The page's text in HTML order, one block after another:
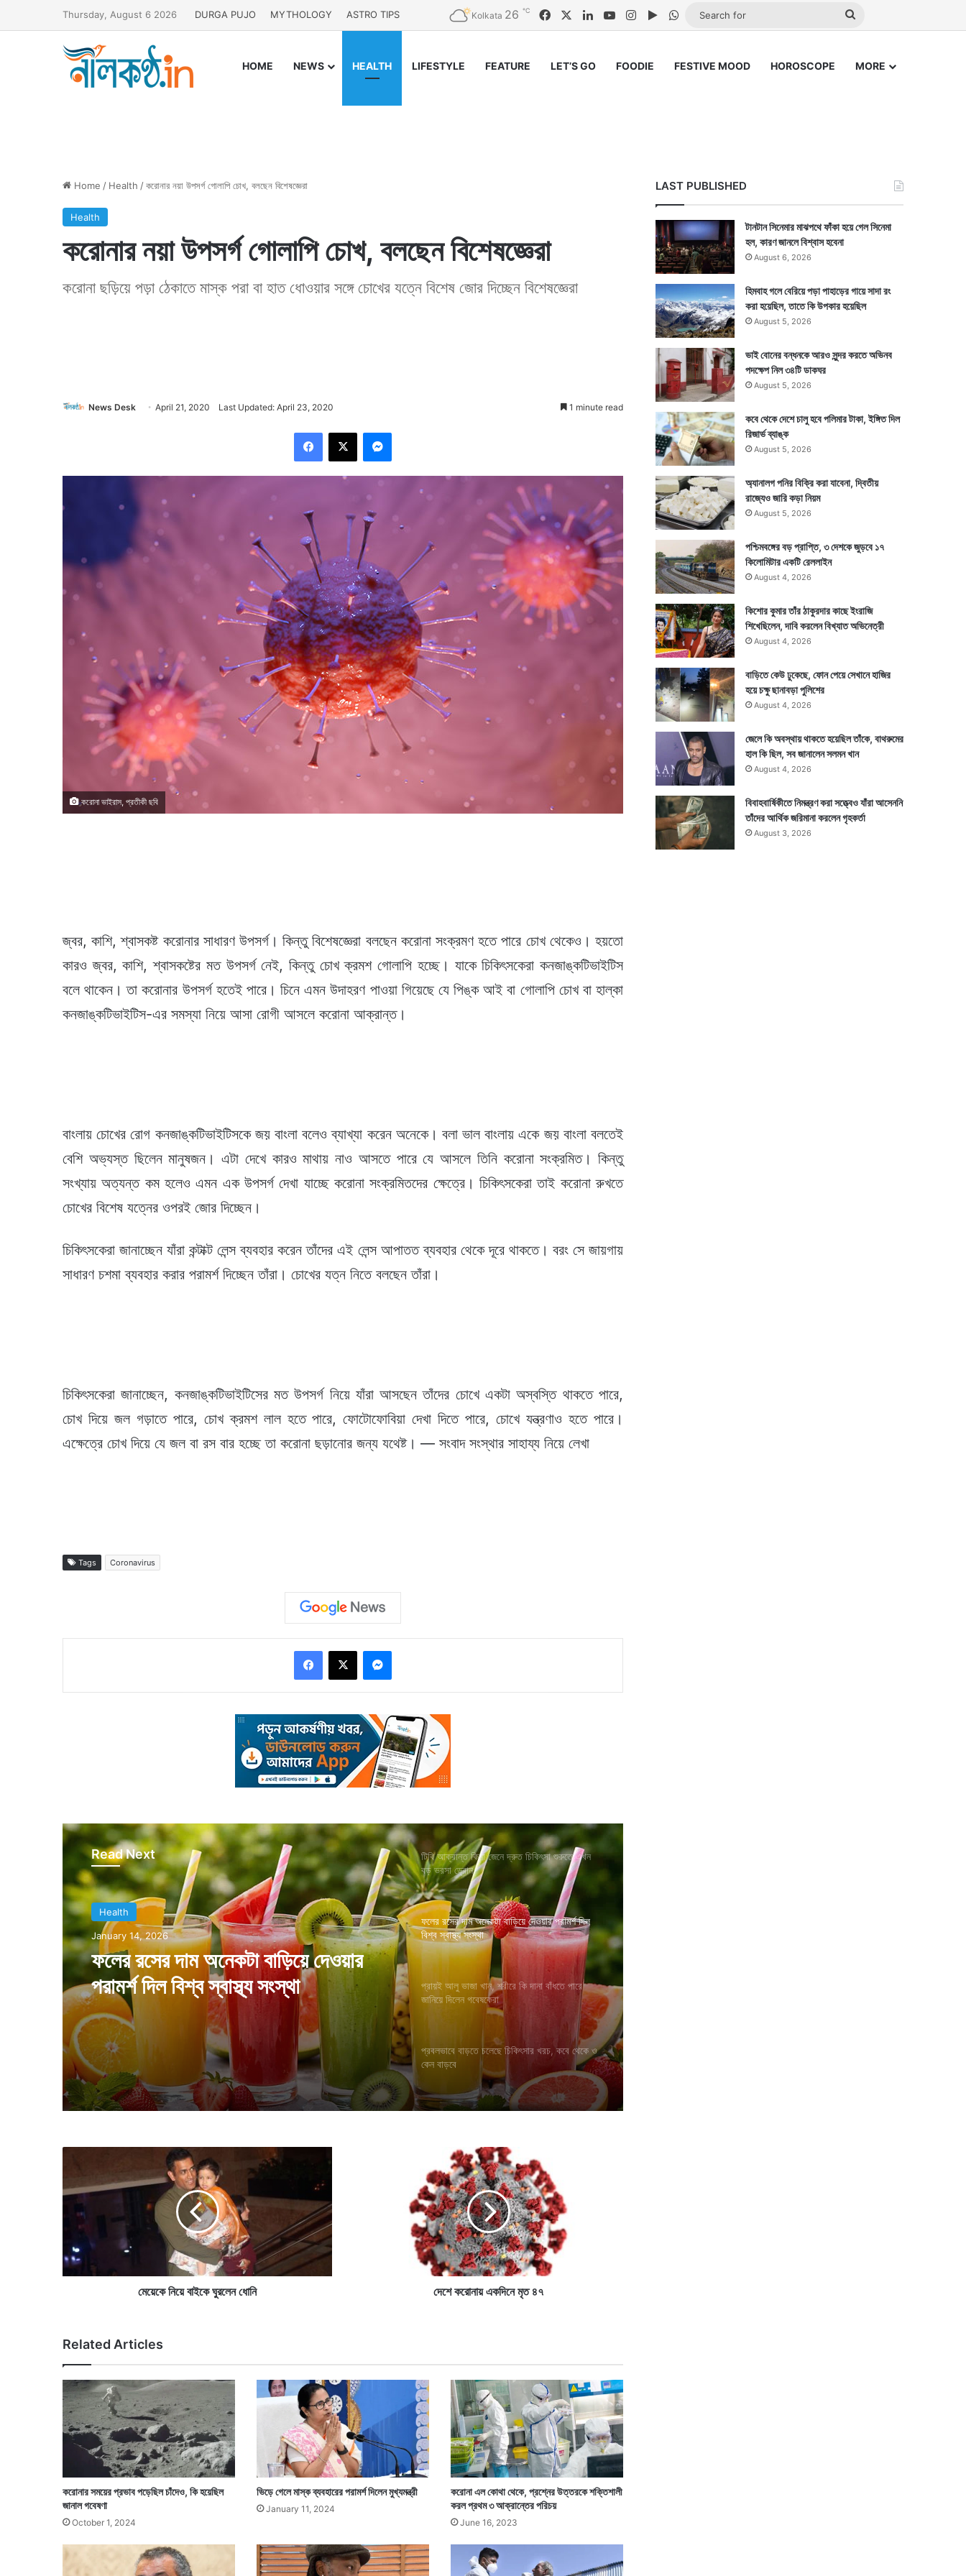
Thursday, August 6 2026 DURGA PUJO MYTHOLOGY ASTRO TIPS Kolkata 26 ℃ FacebookLinkedInYouTubeInstagram
Google Play
WhatsApp
HOME NEWS HEALTH LIFESTYLE FEATURE LET’S GO FOODIE FESTIVE MOOD HOROSCOPE MORE
Home / Health /করোনার নয়া উপসর্গ গোলাপি চোখ, বলছেন বিশেষজ্ঞেরা
Health
করোনার নয়া উপসর্গ গোলাপি চোখ, বলছেন বিশেষজ্ঞেরা
করোনা ছড়িয়ে পড়া ঠেকাতে মাস্ক পরা বা হাত ধোওয়ার সঙ্গে চোখের যত্নে বিশেষ জোর দিচ্ছেন বিশেষজ্ঞেরা
News Desk April 21, 2020 Last Updated: April 23, 2020 1 minute read
করোনা ভাইরাস, প্রতীকী ছবি
জ্বর, কাশি, শ্বাসকষ্ট করোনার সাধারণ উপসর্গ। কিন্তু বিশেষজ্ঞেরা বলছেন করোনা সংক্রমণ হতে পারে চোখ থেকেও। হয়তো
কারও জ্বর, কাশি, শ্বাসকষ্টের মত উপসর্গ নেই, কিন্তু চোখ ক্রমশ গোলাপি হচ্ছে। যাকে চিকিৎসকেরা কনজাঙ্কটিভাইটিস
বলে থাকেন। তা করোনার উপসর্গ হতেই পারে। চিনে এমন উদাহরণ পাওয়া গিয়েছে যে পিঙ্ক আই বা গোলাপি চোখ বা হাল্কা
কনজাঙ্কটিভাইটিস-এর সমস্যা নিয়ে আসা রোগী আসলে করোনা আক্রান্ত।
বাংলায় চোখের রোগ কনজাঙ্কটিভাইটিসকে জয় বাংলা বলেও ব্যাখ্যা করেন অনেকে। বলা ভাল বাংলায় একে জয় বাংলা বলতেই
বেশি অভ্যস্ত ছিলেন মানুষজন। এটা দেখে কারও মাথায় নাও আসতে পারে যে আসলে তিনি করোনা সংক্রমিত। কিন্তু
সংখ্যায় অত্যন্ত কম হলেও এমন এক উপসর্গ দেখা যাচ্ছে করোনা সংক্রমিতদের ক্ষেত্রে। চিকিৎসকেরা তাই করোনা রুখতে
চোখের বিশেষ যত্নের ওপরই জোর দিচ্ছেন।
চিকিৎসকেরা জানাচ্ছেন যাঁরা কন্টাক্ট লেন্স ব্যবহার করেন তাঁদের এই লেন্স আপাতত ব্যবহার থেকে দূরে থাকতে। বরং সে জায়গায়
সাধারণ চশমা ব্যবহার করার পরামর্শ দিচ্ছেন তাঁরা। চোখের যত্ন নিতে বলছেন তাঁরা।
চিকিৎসকেরা জানাচ্ছেন, কনজাঙ্কটিভাইটিসের মত উপসর্গ নিয়ে যাঁরা আসছেন তাঁদের চোখে একটা অস্বস্তি থাকতে পারে,
চোখ দিয়ে জল গড়াতে পারে, চোখ ক্রমশ লাল হতে পারে, ফোটোফোবিয়া দেখা দিতে পারে, চোখে যন্ত্রণাও হতে পারে।
এক্ষেত্রে চোখ দিয়ে যে জল বা রস বার হচ্ছে তা করোনা ছড়ানোর জন্য যথেষ্ট। — সংবাদ সংস্থার সাহায্য নিয়ে লেখা
Tags Coronavirus
Read Next
Health
January 14, 2026
ফলের রসের দাম অনেকটা বাড়িয়ে দেওয়ার
পরামর্শ দিল বিশ্ব স্বাস্থ্য সংস্থা
Health
August 7, 2025
প্রায়ই আলু ভাজা খান, শরীরে কি দানা বাঁধতে
পারে জানিয়ে দিলেন গবেষকেরা
টিবি আক্রান্ত কিনা জেনে দ্রুত চিকিৎসা শুরুতে এখন
বড় ভরসা ড্রোন
ফলের রসের দাম অনেকটা বাড়িয়ে দেওয়ার পরামর্শ দিল
বিশ্ব স্বাস্থ্য সংস্থা
প্রায়ই আলু ভাজা খান, শরীরে কি দানা বাঁধতে পারে
জানিয়ে দিলেন গবেষকেরা
প্রবলভাবে বাড়তে চলেছে চিকিৎসার খরচ, কবে থেকে ও
কেন বাড়বে
নি
কে
ঘু
নি
মেয়েকে নিয়ে বাইকে ঘুরলেন ধোনি দেশে করোনায় একদিনে মৃত ৪৭
Related Articles
করোনার সময়ের প্রভাব পড়েছিল চাঁদেও, কি হয়েছিল
জানাল গবেষণা
October 1, 2024
ভিড়ে গেলে মাস্ক ব্যবহারের পরামর্শ দিলেন মুখ্যমন্ত্রী
January 11, 2024
করোনা এল কোথা থেকে, প্রশ্নের উত্তরকে শক্তিশালী
করল প্রথম ৩ আক্রান্তের পরিচয়
June 16, 2023
LAST PUBLISHED
টানটান সিনেমার মাঝপথে ফাঁকা হয়ে গেল সিনেমা
হল, কারণ জানলে বিশ্বাস হবেনা
August 6, 2026
হিমবাহ গলে বেরিয়ে পড়া পাহাড়ের গায়ে সাদা রং
করা হয়েছিল, তাতে কি উপকার হয়েছিল
August 5, 2026
ভাই বোনের বন্ধনকে আরও সুন্দর করতে অভিনব
পদক্ষেপ নিল ৩৪টি ডাকঘর
August 5, 2026
কবে থেকে দেশে চালু হবে পলিমার টাকা, ইঙ্গিত দিল
রিজার্ভ ব্যাঙ্ক
August 5, 2026
অ্যানালগ পনির বিক্রি করা যাবেনা, দ্বিতীয়
রাজ্যেও জারি কড়া নিয়ম
August 5, 2026
পশ্চিমবঙ্গের বড় প্রাপ্তি, ৩ দেশকে জুড়বে ১৭
কিলোমিটার একটি রেললাইন
August 4, 2026
কিশোর কুমার তাঁর ঠাকুরদার কাছে ইংরাজি
শিখেছিলেন, দাবি করলেন বিখ্যাত অভিনেত্রী
August 4, 2026
বাড়িতে কেউ ঢুকেছে, ফোন পেয়ে সেখানে হাজির
হয়ে চক্ষু ছানাবড়া পুলিশের
August 4, 2026
জেলে কি অবস্থায় থাকতে হয়েছিল তাঁকে, বাথরুমের
হাল কি ছিল, সব জানালেন সলমন খান
August 4, 2026
বিবাহবার্ষিকীতে নিমন্ত্রণ করা সত্ত্বেও যাঁরা আসেননি
তাঁদের আর্থিক জরিমানা করলেন গৃহকর্তা
August 3, 2026